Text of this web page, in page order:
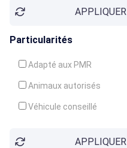
Soins du corpsAPPLIQUER
Particularités
Adapté aux PMR
Animaux autorisés
Véhicule conseillé
APPLIQUER